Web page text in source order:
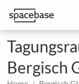
Bergisch